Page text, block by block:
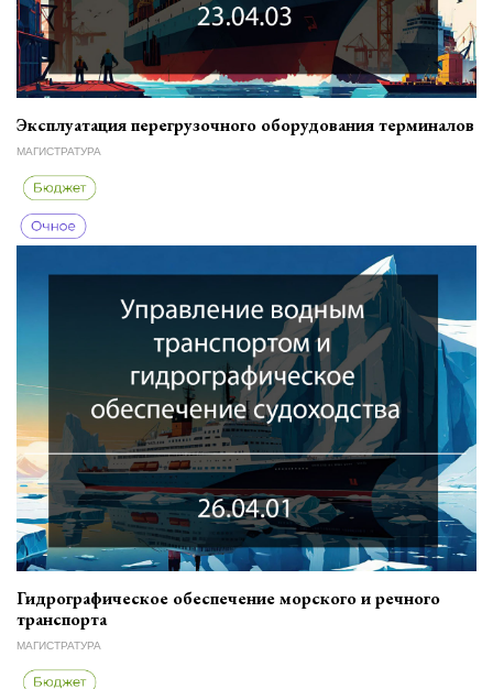
Эксплуатация перегрузочного оборудования терминалов
МАГИСТРАТУРА
Гидрографическое обеспечение морского и речного
транспорта
МАГИСТРАТУРА